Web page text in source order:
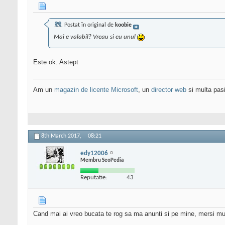
Postat în original de koobie
Mai e valabil? Vreau si eu unul
Este ok. Astept
Am un magazin de licente Microsoft, un director web si multa
8th March 2017, 08:21
edy12006
Membru SeoPedia
Reputatie: 43
Cand mai ai vreo bucata te rog sa ma anunti si pe mine, mersi